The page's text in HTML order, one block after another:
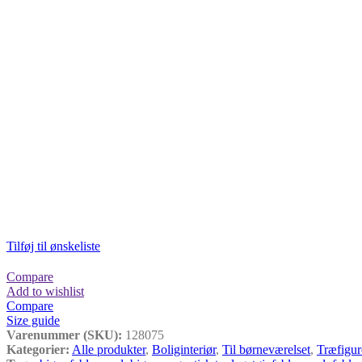
Tilføj til ønskeliste
Compare
Add to wishlist
Compare
Size guide
Varenummer (SKU): 128075
Kategorier: Alle produkter, Boliginteriør, Til børneværelset,